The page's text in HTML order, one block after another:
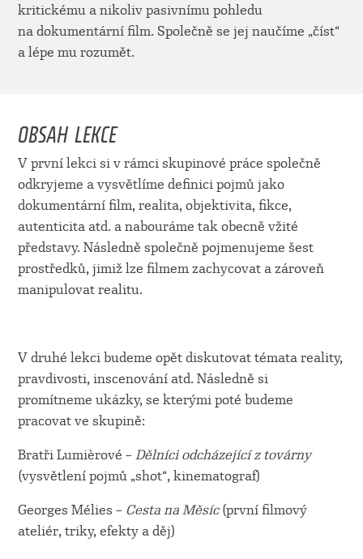
kritickému a nikoliv pasivnímu pohledu
na dokumentární film. Společně se jej naučíme „číst“
a lépe mu rozumět.
OBSAH LEKCE
V první lekci si v rámci skupinové práce společně
odkryjeme a vysvětlíme definici pojmů jako
dokumentární film, realita, objektivita, fikce,
autenticita atd. a nabouráme tak obecně vžité
představy. Následně společně pojmenujeme šest
prostředků, jimiž lze filmem zachycovat a zároveň
manipulovat realitu.
V druhé lekci budeme opět diskutovat témata reality,
pravdivosti, inscenování atd. Následně si
promítneme ukázky, se kterými poté budeme
pracovat ve skupině:
Bratři Lumièrové – Dělníci odcházející z továrny
(vysvětlení pojmů „shot“, kinematograf)
Georges Mélies – Cesta na Měsíc(první filmový
ateliér, triky, efekty a děj)